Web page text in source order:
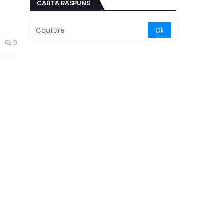
0
CAUTĂ RĂSPUNS